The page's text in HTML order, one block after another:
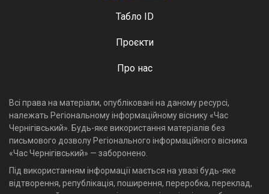
Табло ID
Проєкти
Про нас
Всі права на матеріали, опубліковані на даному ресурсі,
належать Регіональному інформаційному віснику «Час
Чернігівський». Будь-яке використання матеріалів без
письмового дозволу Регіонального інформаційного вісника
«Час Чернігівський» — заборонено.
Під використанням інформації мається на увазі будь-яке
відтворення, републікація, поширення, переробка, переклад,